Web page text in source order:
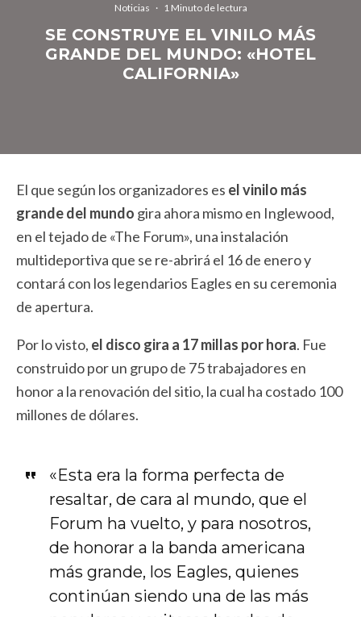
Noticias · 1 Minuto de lectura
SE CONSTRUYE EL VINILO MÁS
GRANDE DEL MUNDO: «HOTEL
CALIFORNIA»
El que según los organizadores es el vinilo más
grande del mundo gira ahora mismo en Inglewood,
en el tejado de «The Forum», una instalación
multideportiva que se re-abrirá el 16 de enero y
contará con los legendarios Eagles en su ceremonia
de apertura.
Por lo visto, el disco gira a 17 millas por hora. Fue
construido por un grupo de 75 trabajadores en
honor a la renovación del sitio, la cual ha costado 100
millones de dólares.
«Esta era la forma perfecta de
resaltar, de cara al mundo, que el
Forum ha vuelto, y para nosotros,
de honorar a la banda americana
más grande, los Eagles, quienes
continúan siendo una de las más